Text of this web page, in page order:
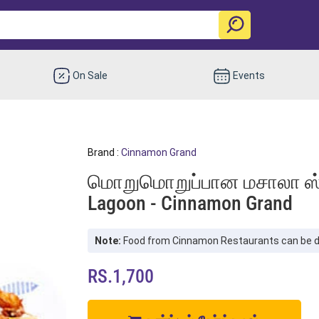
On Sale Events
Brand : Cinnamon Grand
மொறுமொறுப்பான மசாலா
Lagoon - Cinnamon Grand
Note: Food from Cinnamon Restaurants can be
RS.1,700